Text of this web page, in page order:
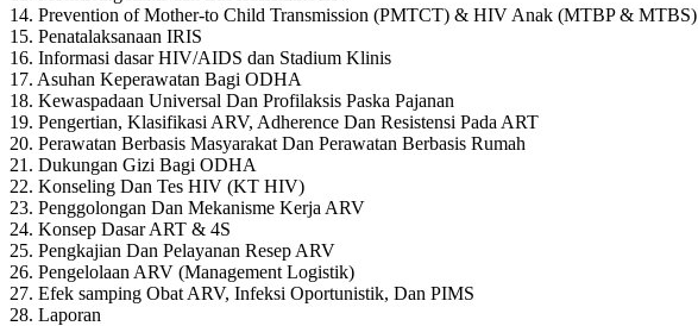
14. Prevention of Mother-to Child Transmission (PMTCT) & HIV Anak (MTBP & MTBS)
15. Penatalaksanaan IRIS
16. Informasi dasar HIV/AIDS dan Stadium Klinis
17. Asuhan Keperawatan Bagi ODHA
18. Kewaspadaan Universal Dan Profilaksis Paska Pajanan
19. Pengertian, Klasifikasi ARV, Adherence Dan Resistensi Pada ART
20. Perawatan Berbasis Masyarakat Dan Perawatan Berbasis Rumah
21. Dukungan Gizi Bagi ODHA
22. Konseling Dan Tes HIV (KT HIV)
23. Penggolongan Dan Mekanisme Kerja ARV
24. Konsep Dasar ART & 4S
25. Pengkajian Dan Pelayanan Resep ARV
26. Pengelolaan ARV (Management Logistik)
27. Efek samping Obat ARV, Infeksi Oportunistik, Dan PIMS
28. Laporan